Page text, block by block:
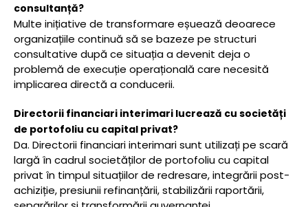
consultanță?
Multe inițiative de transformare eșuează deoarece
organizațiile continuă să se bazeze pe structuri
consultative după ce situația a devenit deja o
problemă de execuție operațională care necesită
implicarea directă a conducerii.
Directorii financiari interimari lucrează cu societăți
de portofoliu cu capital privat?
Da. Directorii financiari interimari sunt utilizați pe scară
largă în cadrul societăților de portofoliu cu capital
privat în timpul situațiilor de redresare, integrării post-
achiziție, presiunii refinanțării, stabilizării raportării,